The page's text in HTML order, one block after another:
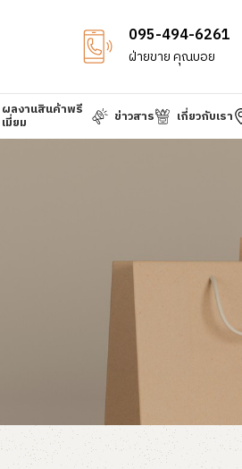
095-494-6261
ฝ่ายขาย คุณบอย
ผลงานสินค้าพรี
เมี่ยม ข่าวสาร เกี่ยวกับเรา